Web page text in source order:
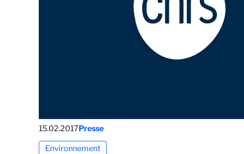
15.02.2017Presse
Environnement